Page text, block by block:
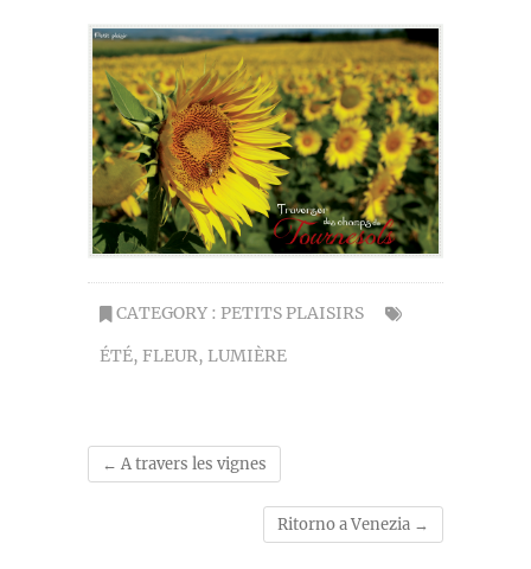
CATEGORY : PETITS PLAISIRS
ÉTÉ, FLEUR, LUMIÈRE
← A travers les vignes
Ritorno a Venezia →